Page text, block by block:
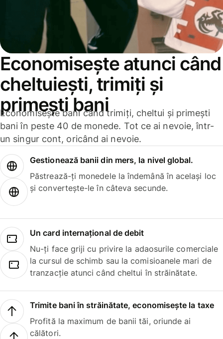
Economisește atunci când
cheltuiești, trimiți și
primești bani
Economisește bani când trimiți, cheltui și primești
bani în peste 40 de monede. Tot ce ai nevoie, într-
un singur cont, oricând ai nevoie.
Gestionează banii din mers, la nivel global.
Păstrează-ți monedele la îndemână în același loc
și convertește-le în câteva secunde.
Un card internațional de debit
Nu-ți face griji cu privire la adaosurile comerciale
la cursul de schimb sau la comisioanele mari de
tranzacție atunci când cheltui în străinătate.
Trimite bani în străinătate, economisește la taxe
Profită la maximum de banii tăi, oriunde ai
călători.